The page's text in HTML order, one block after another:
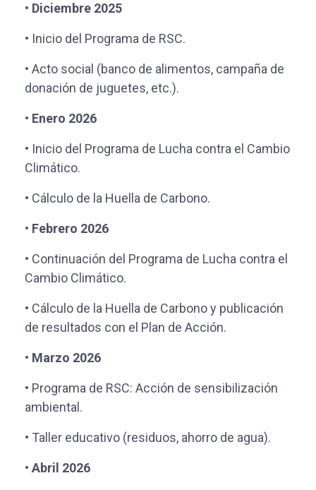
• Diciembre 2025
• Inicio del Programa de RSC.
• Acto social (banco de alimentos, campaña de
donación de juguetes, etc.).
• Enero 2026
• Inicio del Programa de Lucha contra el Cambio
Climático.
• Cálculo de la Huella de Carbono.
• Febrero 2026
• Continuación del Programa de Lucha contra el
Cambio Climático.
• Cálculo de la Huella de Carbono y publicación
de resultados con el Plan de Acción.
• Marzo 2026
• Programa de RSC: Acción de sensibilización
ambiental.
• Taller educativo (residuos, ahorro de agua).
• Abril 2026